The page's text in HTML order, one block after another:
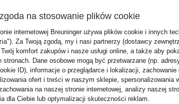
na stosowanie plików cookie
internetowej Breuninger używa plików cookie i innych
Za Twoją zgodą, my i nasi partnerzy (dostawcy
komfort zakupów i nasze usługi online, a także aby
stronach. Dane osobowe mogą być przetwarzane (np.
ID), informacje o przeglądarce i lokalizacji,
ofert i treści w naszym sklepie, spersonalizowania
na naszej stronie internetowej, analizy naszej
dla Ciebie lub optymalizacji skuteczności reklam.